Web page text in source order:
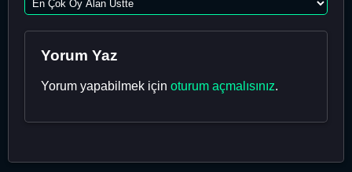
Yorum Yaz
Yorum yapabilmek için oturum açmalısınız.